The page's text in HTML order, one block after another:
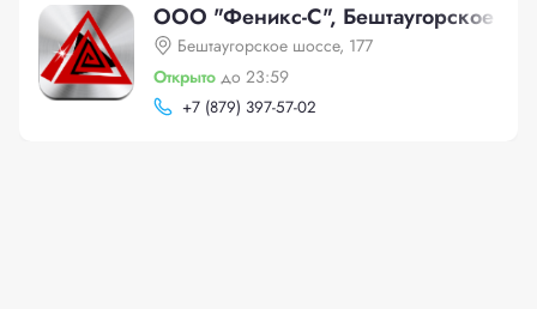
ООО "Феникс-С", Бештаугорское
Бештаугорское шоссе, 177
Открыто до 23:59
+7 (879) 397-57-02